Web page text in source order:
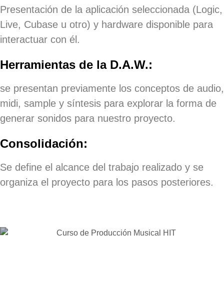
Presentación de la aplicación seleccionada (Logic,
Live, Cubase u otro) y hardware disponible para
interactuar con él.
Herramientas de la D.A.W.:
se presentan previamente los conceptos de audio,
midi, sample y síntesis para explorar la forma de
generar sonidos para nuestro proyecto.
Consolidación:
Se define el alcance del trabajo realizado y se
organiza el proyecto para los pasos posteriores.